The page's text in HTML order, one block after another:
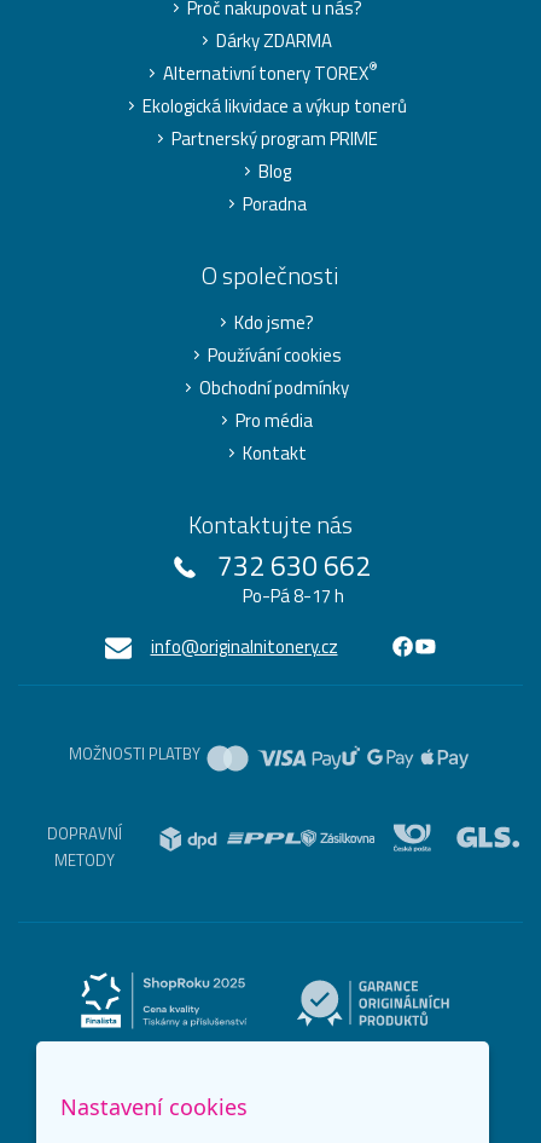
Proč nakupovat u nás?
Dárky ZDARMA
Alternativní tonery TOREX®
Ekologická likvidace a výkup tonerů
Partnerský program PRIME
Blog
Poradna
O společnosti
Kdo jsme?
Používání cookies
Obchodní podmínky
Pro média
Kontakt
Kontaktujte nás
732 630 662
Po-Pá 8-17 h
info@originalnitonery.cz
MOŽNOSTI PLATBY
DOPRAVNÍ
METODY
Nastavení cookies